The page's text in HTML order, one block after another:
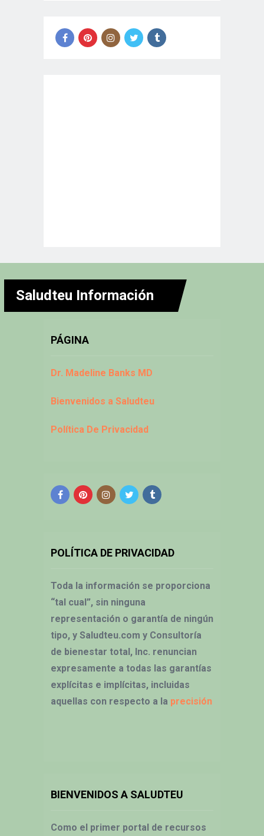
Saludteu Información
PÁGINA
Dr. Madeline Banks MD
Bienvenidos a Saludteu
Política De Privacidad
POLÍTICA DE PRIVACIDAD
Toda la información se proporciona
“tal cual”, sin ninguna
representación o garantía de ningún
tipo, y Saludteu.com y Consultoría
de bienestar total, Inc. renuncian
expresamente a todas las garantías
explícitas e implícitas, incluidas
aquellas con respecto a la precisión
BIENVENIDOS A SALUDTEU
Como el primer portal de recursos